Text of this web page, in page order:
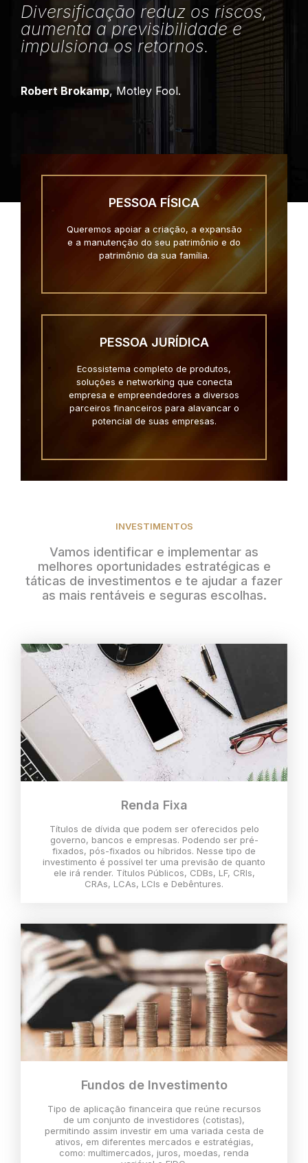
Diversificação reduz os riscos,
aumenta a previsibilidade e
impulsiona os retornos.
Robert Brokamp, Motley Fool.
PESSOA FÍSICA
Queremos apoiar a criação, a expansão
e a manutenção do seu patrimônio e do
patrimônio da sua família.
PESSOA JURÍDICA
Ecossistema completo de produtos,
soluções e networking que conecta
empresa e empreendedores a diversos
parceiros financeiros para alavancar o
potencial de suas empresas.
INVESTIMENTOS
Vamos identificar e implementar as
melhores oportunidades estratégicas e
táticas de investimentos e te ajudar a fazer
as mais rentáveis e seguras escolhas.
Renda Fixa
Títulos de dívida que podem ser oferecidos pelo
governo, bancos e empresas. Podendo ser pré-
fixados, pós-fixados ou híbridos. Nesse tipo de
investimento é possível ter uma previsão de quanto
ele irá render. Títulos Públicos, CDBs, LF, CRIs,
CRAs, LCAs, LCIs e Debêntures.
Fundos de Investimento
Tipo de aplicação financeira que reúne recursos
de um conjunto de investidores (cotistas),
permitindo assim investir em uma variada cesta de
ativos, em diferentes mercados e estratégias,
como: multimercados, juros, moedas, renda